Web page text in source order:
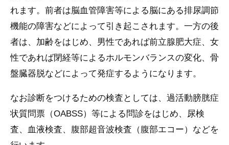
れます。前者は脳血管障害等による脳にある排尿調節
機能の障害などによって引き起こされます。一方の後
者は、加齢をはじめ、男性であれば前立腺肥大症、女
性であれば閉経等によるホルモンバランスの変化、骨
盤臓器脱などによって発症するようになります。
なお診断をつけるための検査としては、過活動膀胱症
状質問票（OABSS）等による問診をはじめ、尿検
査、血液検査、腹部超音波検査（腹部エコー）などを